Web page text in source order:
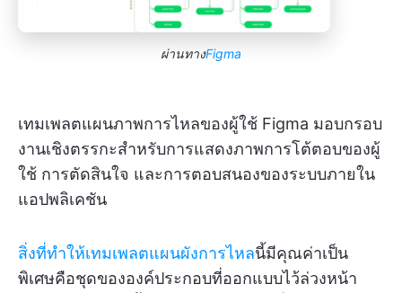
ผ่านทางFigma
เทมเพลตแผนภาพการไหลของผู้ใช้ Figma มอบกรอบ
งานเชิงตรรกะสำหรับการแสดงภาพการโต้ตอบของผู้
ใช้ การตัดสินใจ และการตอบสนองของระบบภายใน
แอปพลิเคชัน
สิ่งที่ทำให้เทมเพลตแผนผังการไหลนี้มีคุณค่าเป็น
พิเศษคือชุดขององค์ประกอบที่ออกแบบไว้ล่วงหน้า